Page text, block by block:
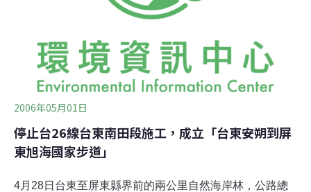
2006年05月01日
停止台26線台東南田段施工，成立「台東安朔到屏
東旭海國家步道」
4月28日台東至屏東縣界前的兩公里自然海岸林，公路總